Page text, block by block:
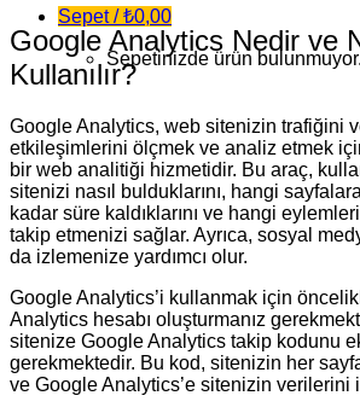
Sepet /₺0,00
Sepetinizde ürün bulunmuyor.
Google Analytics Nedir ve
Kullanılır?
Google Analytics, web sitenizin trafiğini
etkileşimlerini ölçmek ve analiz etmek
bir web analitiği hizmetidir. Bu araç,
sitenizi nasıl bulduklarını, hangi
kadar süre kaldıklarını ve hangi
takip etmenizi sağlar. Ayrıca, sosyal
da izlemenize yardımcı olur.
Google Analytics’i kullanmak için
Analytics hesabı oluşturmanız
sitenize Google Analytics takip kodunu
gerekmektedir. Bu kod, sitenizin her
ve Google Analytics’e sitenizin verilerini